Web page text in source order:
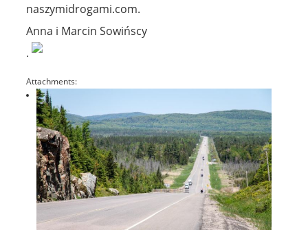
naszymidrogami.com.
Anna i Marcin Sowińscy
.
Attachments: